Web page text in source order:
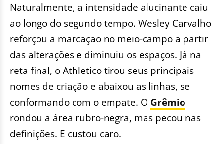
Naturalmente, a intensidade alucinante caiu
ao longo do segundo tempo. Wesley Carvalho
reforçou a marcação no meio-campo a partir
das alterações e diminuiu os espaços. Já na
reta final, o Athletico tirou seus principais
nomes de criação e abaixou as linhas, se
conformando com o empate. O Grêmio
rondou a área rubro-negra, mas pecou nas
definições. E custou caro.